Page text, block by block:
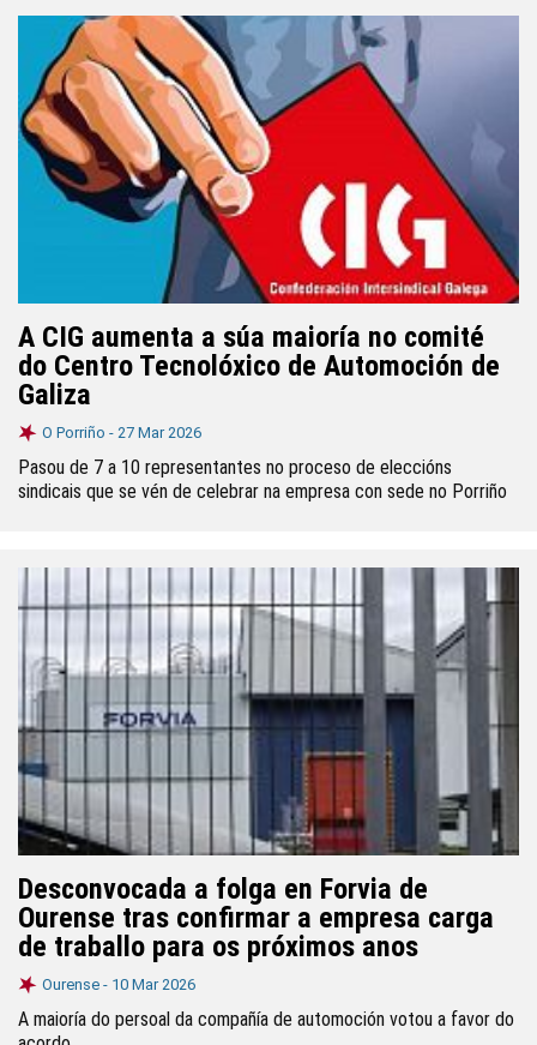
A CIG aumenta a súa maioría no comité
do Centro Tecnolóxico de Automoción de
Galiza
O Porriño - 27 Mar 2026
Pasou de 7 a 10 representantes no proceso de eleccións
sindicais que se vén de celebrar na empresa con sede no Porriño
Desconvocada a folga en Forvia de
Ourense tras confirmar a empresa carga
de traballo para os próximos anos
Ourense - 10 Mar 2026
A maioría do persoal da compañía de automoción votou a favor do